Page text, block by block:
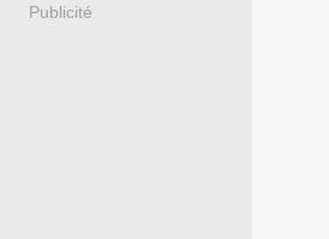
Publicité